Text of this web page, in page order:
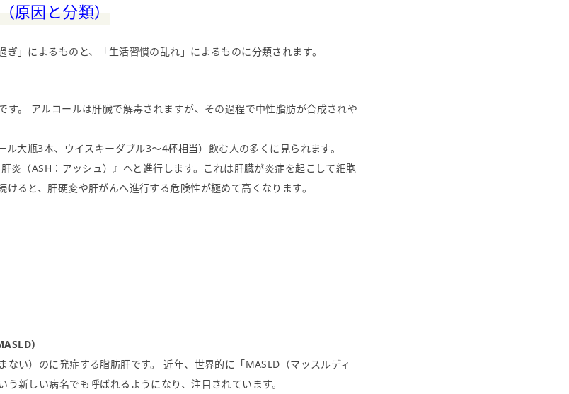
因と分類）
」によるものと、「生活習慣の乱れ」によるものに分類されます。
す。 アルコールは肝臓で解毒されますが、その過程で中性脂肪が合成されや
ル大瓶3本、ウイスキーダブル3〜4杯相当）飲む人の多くに見られます。
炎（ASH：アッシュ）』へと進行します。これは肝臓が炎症を起こして細胞
ると、肝硬変や肝がんへ進行する危険性が極めて高くなります。
）
ない）のに発症する脂肪肝です。 近年、世界的に「MASLD（マッスルディ
新しい病名でも呼ばれるようになり、注目されています。